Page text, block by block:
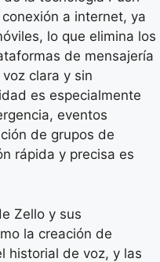
a internet, ya
lo que elimina los
de mensajería
clara y sin
es especialmente
eventos
de grupos de
rápida y precisa es
Zello y sus
la creación de
historial de voz, y las